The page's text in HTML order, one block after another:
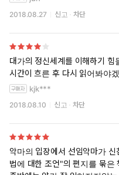
2018.08.27 신고 차단
대가의 정신세계를 이해하기 힘
시간이 흐른 후 다시 읽어봐야
kjk***
2018.08.10 신고 차단
악마의 입장에서 선임악마가
법에 대한 조언"의 편지를 묶은